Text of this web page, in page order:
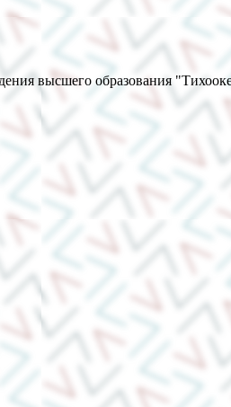
высшего образования